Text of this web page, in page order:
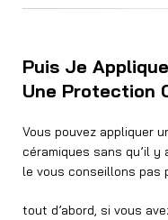
Puis Je
Une Protection
Vous pouvez appliquer
céramiques sans qu’il
le vous conseillons pas
tout d’abord, si vous